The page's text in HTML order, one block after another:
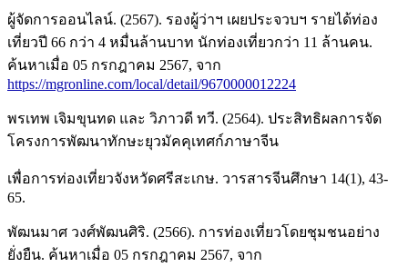
ผู้จัดการออนไลน์. (2567). รองผู้ว่าฯ เผยประจวบฯ รายได้ท่อง
เที่ยวปี 66 กว่า 4 หมื่นล้านบาท นักท่องเที่ยวกว่า 11 ล้านคน.
ค้นหาเมื่อ 05 กรกฎาคม 2567, จาก
https://mgronline.com/local/detail/9670000012224
พรเทพ เจิมขุนทด และ วิภาวดี ทวี. (2564). ประสิทธิผลการจัด
โครงการพัฒนาทักษะยุวมัคคุเทศก์ภาษาจีน
เพื่อการท่องเที่ยวจังหวัดศรีสะเกษ. วารสารจีนศึกษา 14(1), 43-
65.
พัฒนมาศ วงศ์พัฒนศิริ. (2566). การท่องเที่ยวโดยชุมชนอย่าง
ยั่งยืน. ค้นหาเมื่อ 05 กรกฎาคม 2567, จาก